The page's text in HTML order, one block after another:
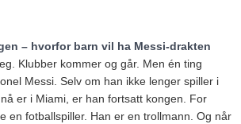
– hvorfor barn vil ha Messi-drakten
Klubber kommer og går. Men én ting
Messi. Selv om han ikke lenger spiller i
er i Miami, er han fortsatt kongen. For
en fotballspiller. Han er en trollmann. Og når